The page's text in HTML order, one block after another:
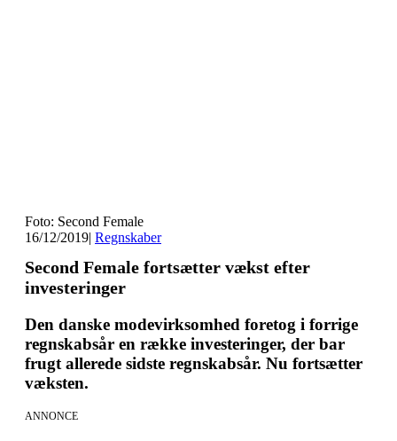
Foto: Second Female
16/12/2019| Regnskaber
Second Female fortsætter vækst efter
investeringer
Den danske modevirksomhed foretog i forrige
regnskabsår en række investeringer, der bar
frugt allerede sidste regnskabsår. Nu fortsætter
væksten.
ANNONCE